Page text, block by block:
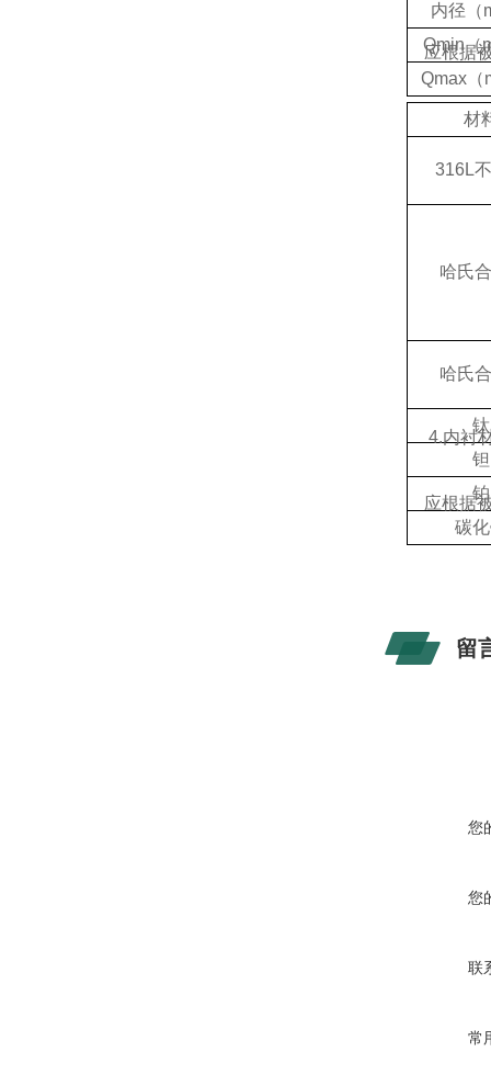
内径（
Qmin（
Qmax（
应根据
材
316L
哈氏
哈氏
钛
钽
铂
碳
4.内衬
应根据
留
您
您
联
常